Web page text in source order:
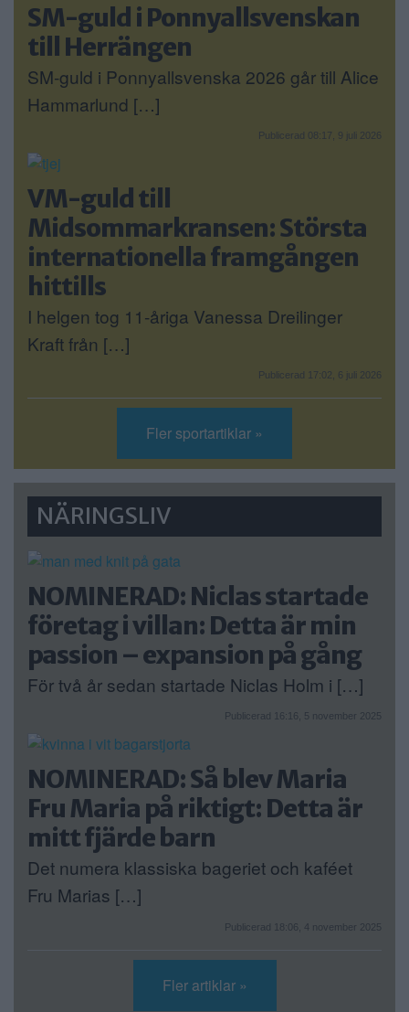
SM-guld i Ponnyallsvenskan
till Herrängen
SM-guld i Ponnyallsvenska 2026 går till Alice
Hammarlund […]
Publicerad 08:17, 9 juli 2026
VM-guld till
Midsommarkransen: Största
internationella framgången
hittills
I helgen tog 11-åriga Vanessa Dreilinger
Kraft från […]
Publicerad 17:02, 6 juli 2026
Fler sportartiklar »
NÄRINGSLIV
NOMINERAD: Niclas startade
företag i villan: Detta är min
passion – expansion på gång
För två år sedan startade Niclas Holm i […]
Publicerad 16:16, 5 november 2025
NOMINERAD: Så blev Maria
Fru Maria på riktigt: Detta är
mitt fjärde barn
Det numera klassiska bageriet och kaféet
Fru Marias […]
Publicerad 18:06, 4 november 2025
Fler artiklar »